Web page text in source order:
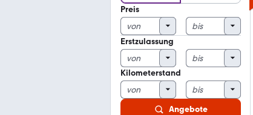
Preis
Erstzulassung
Kilometerstand
Angebote